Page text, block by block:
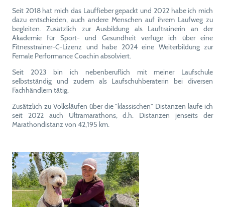
Seit 2018 hat mich das Lauffieber gepackt und 2022 habe ich mich
dazu entschieden, auch andere Menschen auf ihrem Laufweg zu
begleiten. Zusätzlich zur Ausbildung als Lauftrainerin an der
Akademie für Sport- und Gesundheit verfüge ich über eine
Fitnesstrainer-C-Lizenz und habe 2024 eine Weiterbildung zur
Female Performance Coachin absolviert.
Seit 2023 bin ich nebenberuflich mit meiner Laufschule
selbstständig und zudem als Laufschuhberaterin bei diversen
Fachhändlern tätig.
Zusätzlich zu Volksläufen über die "klassischen" Distanzen laufe ich
seit 2022 auch Ultramarathons, d.h. Distanzen jenseits der
Marathondistanz von 42,195 km.